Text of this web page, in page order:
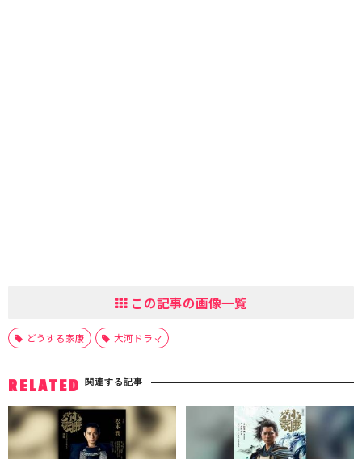
この記事の画像一覧
どうする家康 大河ドラマ
RELATED 関連する記事